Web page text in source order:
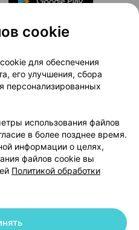
проекта
Медицинский маркетинг
Доставка
Вакансии
Партнеры
103.by
поддержку
Cookie
cookie
для обеспечения
его улучшения, сбора
персонализированных
использования файлов
в более позднее время.
информации о целях,
файлов cookie вы
Политикой обработки